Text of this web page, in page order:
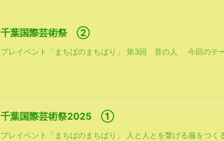
千葉国際芸術祭 ②
プレイベント「まちばのまちばり」 第3回 音の人 今回のテ
千葉国際芸術祭2025 ①
プレイベント「まちばのまちばり」 人と人とを繋げる服をつく